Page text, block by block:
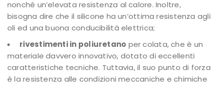
nonché un’elevata resistenza al calore. Inoltre,
bisogna dire che il silicone ha un’ottima resistenza agli
oli ed una buona conducibilità elettrica;
rivestimenti in poliuretano per colata, che è un
materiale davvero innovativo, dotato di eccellenti
caratteristiche tecniche. Tuttavia, il suo punto di forza
è la resistenza alle condizioni meccaniche e chimiche